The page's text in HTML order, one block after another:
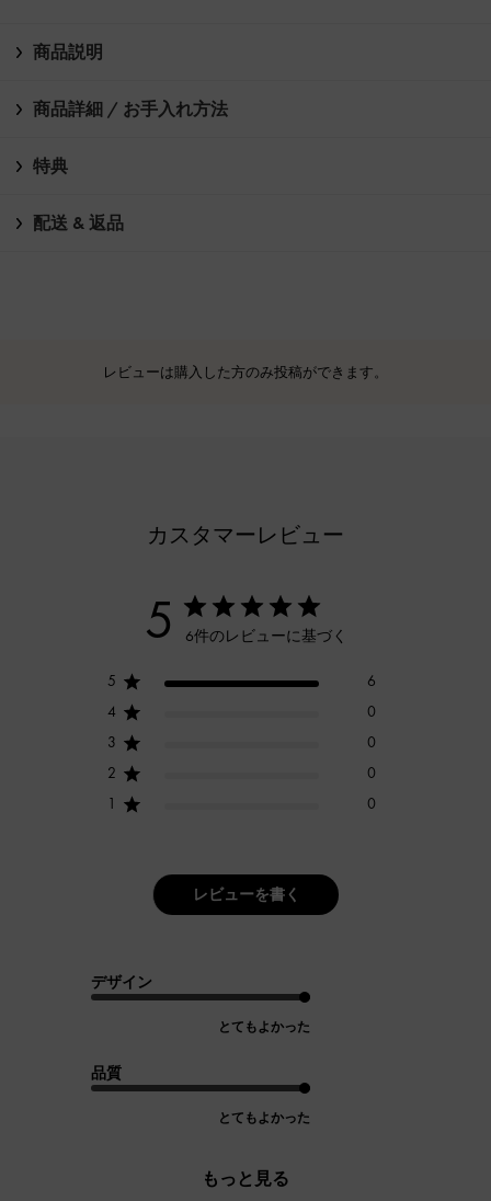
商品説明
商品詳細 / お手入れ方法
特典
配送 & 返品
レビューは購入した方のみ投稿ができます。
カスタマーレビュー
5 6件のレビューに基づく
5
6
4
0
3
0
2
0
1
0
レビューを書く
デザイン
とてもよかった
品質
とてもよかった
もっと見る